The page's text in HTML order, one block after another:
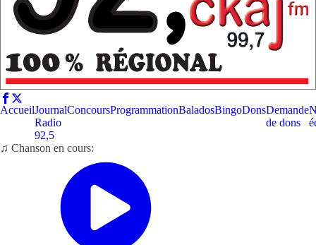
AccueilJournal
Radio
92,5
ConcoursProgrammationBaladosBingoDonsDemande
de dons
♫ Chanson en cours: